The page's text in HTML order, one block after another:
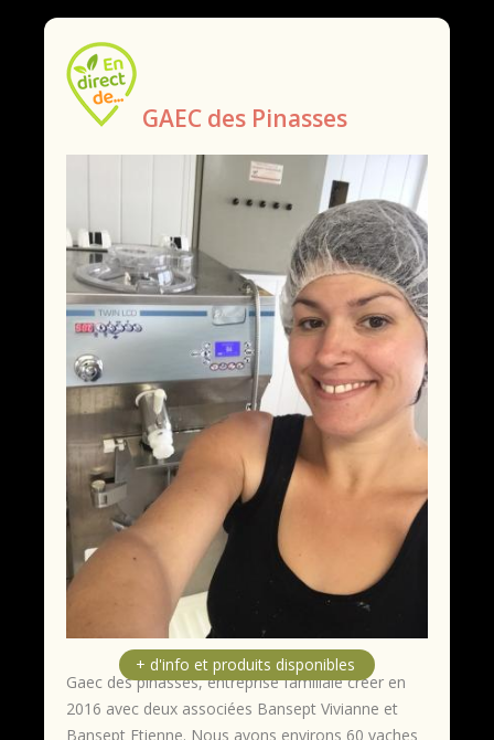
GAEC des Pinasses
Gaec des pinasses, entreprise familiale créer en
2016 avec deux associées Bansept Vivianne et
Bansept Etienne. Nous avons environs 60 vaches